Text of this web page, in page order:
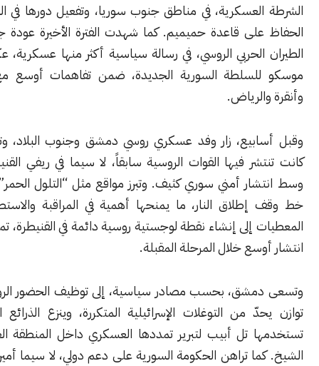
في مناطق جنوب سوريا، وتفعيل دورها في الساحل، مع
قاعدة حميميم. كما شهدت الفترة الأخيرة عودة جزئية لحركة
الحربي الروسي، في رسالة سياسية أكثر منها عسكرية، عكست دعم
السورية الجديدة، ضمن تفاهمات أوسع مع واشنطن
زار وفد عسكري روسي دمشق وجنوب البلاد، وتفقد مواقع
فيها القوات الروسية سابقاً، لا سيما في ريفي القنيطرة ودرعا،
أمني سوري كثيف. وتبرز مواقع مثل “التلول الحمر” لقربها من
النار، ما يمنحها أهمية في المراقبة والاستطلاع. وتشير
إلى إنشاء نقطة لوجستية روسية دائمة في القنيطرة، تمهيداً لإعادة
خلال المرحلة المقبلة.
بحسب مصادر سياسية، إلى توظيف الحضور الروسي كعامل
من التوغلات الإسرائيلية المتكررة، وينزع الذرائع الأمنية التي
تل أبيب لتبرير تمددها العسكري داخل المنطقة العازلة وجبل
تراهن الحكومة السورية على دعم دولي، لا سيما أميركي، للضغط